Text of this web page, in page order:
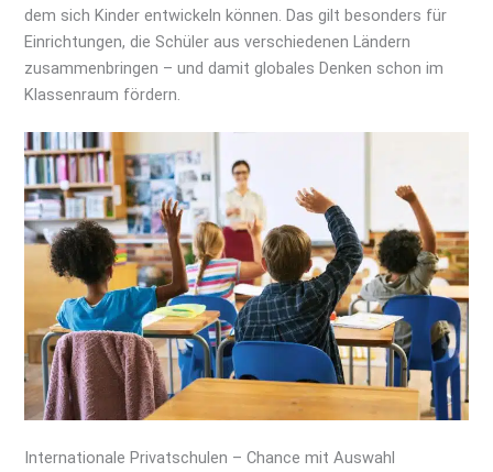
dem sich Kinder entwickeln können. Das gilt besonders für
Einrichtungen, die Schüler aus verschiedenen Ländern
zusammenbringen – und damit globales Denken schon im
Klassenraum fördern.
Internationale Privatschulen – Chance mit Auswahl